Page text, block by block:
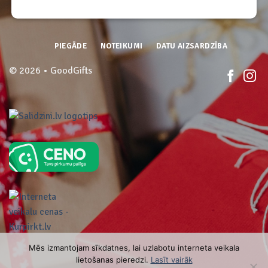
© 2026 • GoodGifts
PIEGĀDE NOTEIKUMI DATU AIZSARDZĪBA
Mēs izmantojam sīkdatnes, lai uzlabotu interneta veikala
lietošanas pieredzi. Lasīt vairāk